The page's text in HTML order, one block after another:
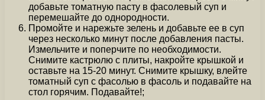
добавьте томатную пасту в фасолевый суп и
перемешайте до однородности.
Промойте и нарежьте зелень и добавьте ее в суп
через несколько минут после добавления пасты.
Измельчите и поперчите по необходимости.
Снимите кастрюлю с плиты, накройте крышкой и
оставьте на 15-20 минут. Снимите крышку, влейте
томатный суп с фасолью в фасоль и подавайте на
стол горячим. Подавайте!;